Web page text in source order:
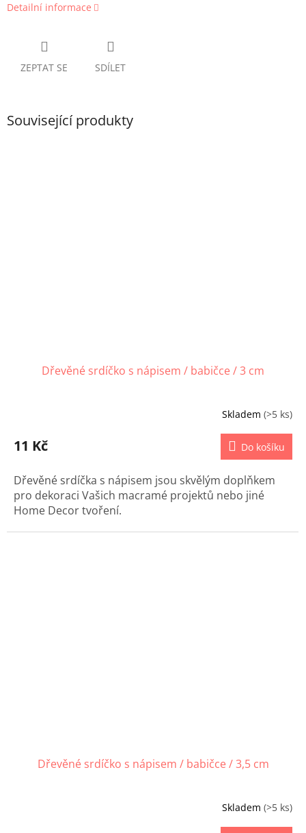
Detailní informace
ZEPTAT SE SDÍLET
Související produkty
Dřevěné srdíčko s nápisem / babičce / 3 cm
Skladem (>5 ks)
11 Kč Do košíku
Dřevěné srdíčka s nápisem jsou skvělým doplňkem
pro dekoraci Vašich macramé projektů nebo jiné
Home Decor tvoření.
Dřevěné srdíčko s nápisem / babičce / 3,5 cm
Skladem (>5 ks)